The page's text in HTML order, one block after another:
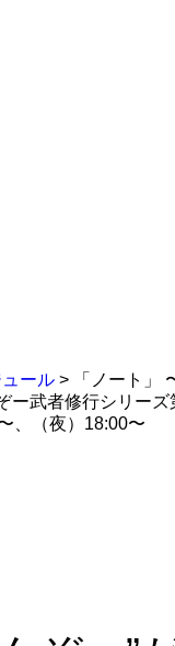
ール > 「ノート」
ー武者修行シリー
、（夜）18:00〜